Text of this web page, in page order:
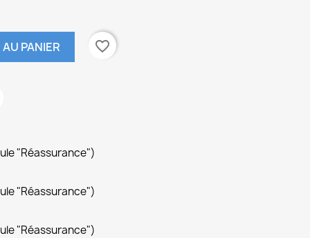
PANIER favorite_border
"Réassurance")
"Réassurance")
"Réassurance")